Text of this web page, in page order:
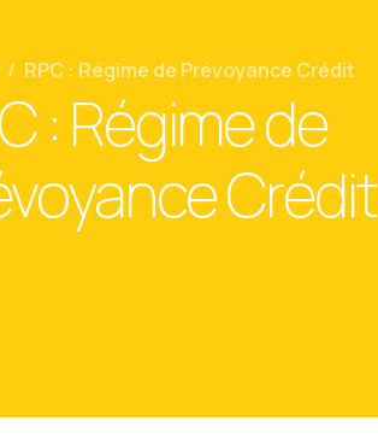
/ RPC : Régime de Prévoyance Crédit
: Régime de
Crédit